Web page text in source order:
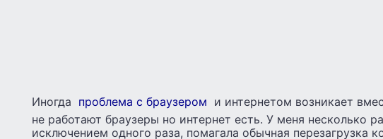
Иногда проблема с браузером и интернетом возникает
не работают браузеры но интернет есть. У меня несколько
исключением одного раза, помагала обычная перезагрузка